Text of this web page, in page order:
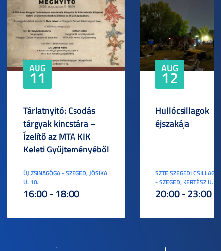
AUG
11
Tárlatnyitó: Csodás
tárgyak kincstára –
Ízelítő az MTA KIK
Keleti Gyűjteményéből
ÚJ ZSINAGÓGA - SZEGED, JÓSIKA
U. 10.
16:00 - 18:00
AUG
12
Hullócsillagok
éjszakája
SZTE SZEGEDI
- SZEGED, KERTÉSZ U. 3.
20:00 - 23:00